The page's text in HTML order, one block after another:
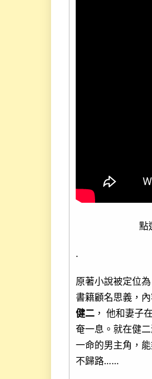
點
.
原著小說被定位
書籍顧名思義，
健二 ， 他和妻子
奄一息。就在健
一命的男主角，
不歸路……